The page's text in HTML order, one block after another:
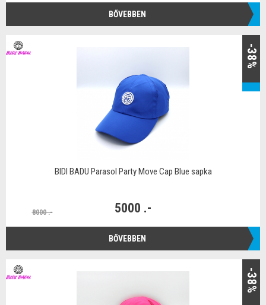
BŐVEBBEN
-38%
BIDI BADU Parasol Party Move Cap Blue sapka
8000 .- 5000 .-
BŐVEBBEN
-38%